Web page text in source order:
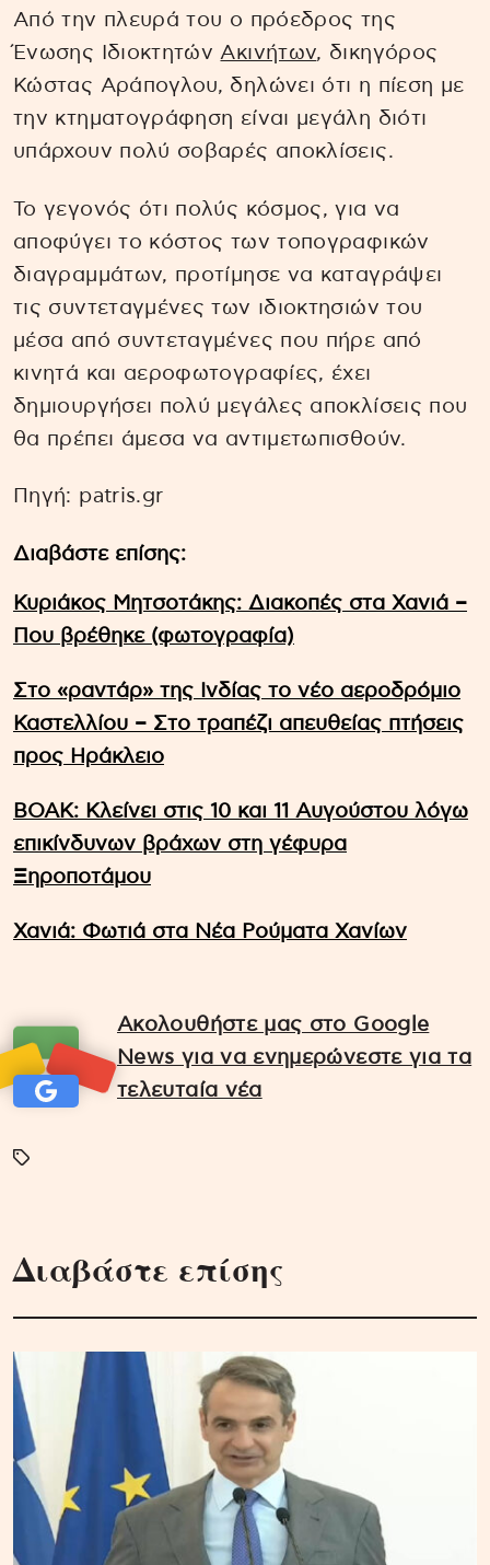
Από την πλευρά του ο πρόεδρος της
Ένωσης Ιδιοκτητών Ακινήτων, δικηγόρος
Κώστας Αράπογλου, δηλώνει ότι η πίεση με
την κτηματογράφηση είναι μεγάλη διότι
υπάρχουν πολύ σοβαρές αποκλίσεις.
Το γεγονός ότι πολύς κόσμος, για να
αποφύγει το κόστος των τοπογραφικών
διαγραμμάτων, προτίμησε να καταγράψει
τις συντεταγμένες των ιδιοκτησιών του
μέσα από συντεταγμένες που πήρε από
κινητά και αεροφωτογραφίες, έχει
δημιουργήσει πολύ μεγάλες αποκλίσεις που
θα πρέπει άμεσα να αντιμετωπισθούν.
Πηγή: patris.gr
Διαβάστε επίσης:
Κυριάκος Μητσοτάκης: Διακοπές στα Χανιά –
Που βρέθηκε (φωτογραφία)
Στο «ραντάρ» της Ινδίας το νέο αεροδρόμιο
Καστελλίου – Στο τραπέζι απευθείας πτήσεις
προς Ηράκλειο
ΒΟΑΚ: Κλείνει στις 10 και 11 Αυγούστου λόγω
επικίνδυνων βράχων στη γέφυρα
Ξηροποτάμου
Χανιά: Φωτιά στα Νέα Ρούματα Χανίων
Ακολουθήστε μας στο Google
News για να ενημερώνεστε για τα
τελευταία νέα
Διαβάστε επίσης